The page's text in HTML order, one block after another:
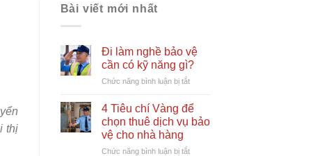
thị
Bài viết mới nhất
Đi làm nghề bảo vệ
cần có kỹ năng gì?
Chức năng bình luận bị tắtở
làm
nghề
bảo
cần
4 Tiêu chí Vàng để
chọn thuê dịch vụ bảo
vệ cho nhà hàng
Chức năng bình luận bị tắtở